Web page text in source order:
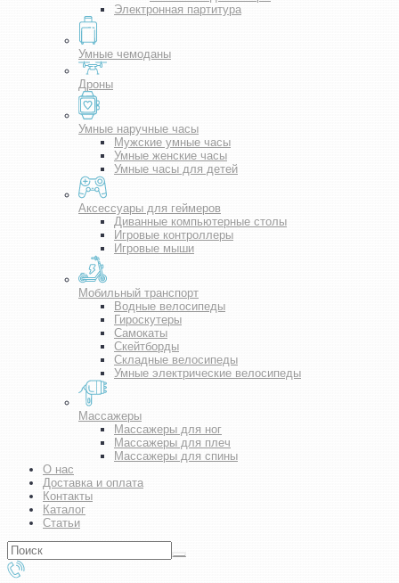
Электронная партитура
Умные чемоданы
Дроны
Умные наручные часы
Мужские умные часы
Умные женские часы
Умные часы для детей
Аксессуары для геймеров
Диванные компьютерные столы
Игровые контроллеры
Игровые мыши
Мобильный транспорт
Водные велосипеды
Гироскутеры
Самокаты
Скейтборды
Складные велосипеды
Умные электрические велосипеды
Массажеры
Массажеры для ног
Массажеры для плеч
Массажеры для спины
О нас
Доставка и оплата
Контакты
Каталог
Статьи